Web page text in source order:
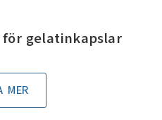
gelatinkapslar
MER